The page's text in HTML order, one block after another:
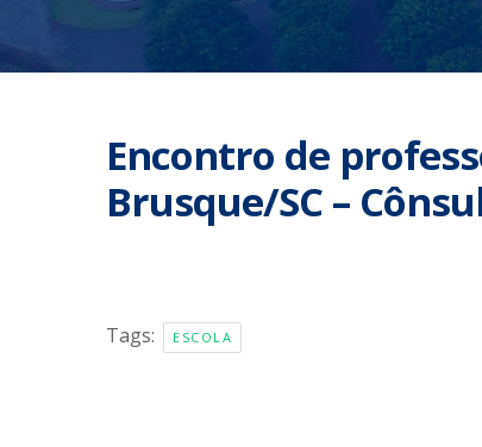
Encontro de
Brusque/SC –
Tags: ESCOLA